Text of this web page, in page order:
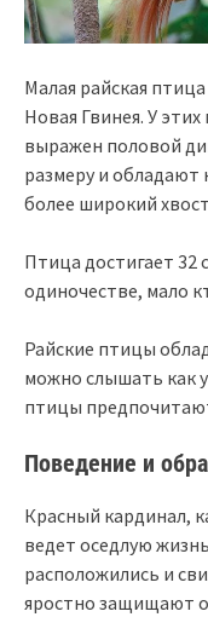
Малая райская
Новая Гвинея. У
выражен половой
размеру и обладают
более широкий
Птица достигает 32
одиночестве, мало
Райские птицы
можно слышать как
птицы
Поведение и
Красный кардинал,
ведет оседлую
расположились и
яростно защищают